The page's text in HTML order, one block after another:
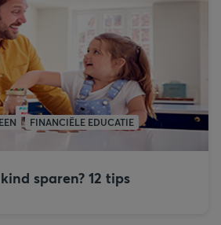
FINANCIËLE EDUCATIE
sparen? 12 tips